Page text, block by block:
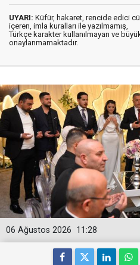
UYARI: Küfür, hakaret, rencide edici
içeren, imla kuralları ile yazılmamış,
Türkçe karakter kullanılmayan ve
onaylanmamaktadır.
11:28
06 Ağustos 2026